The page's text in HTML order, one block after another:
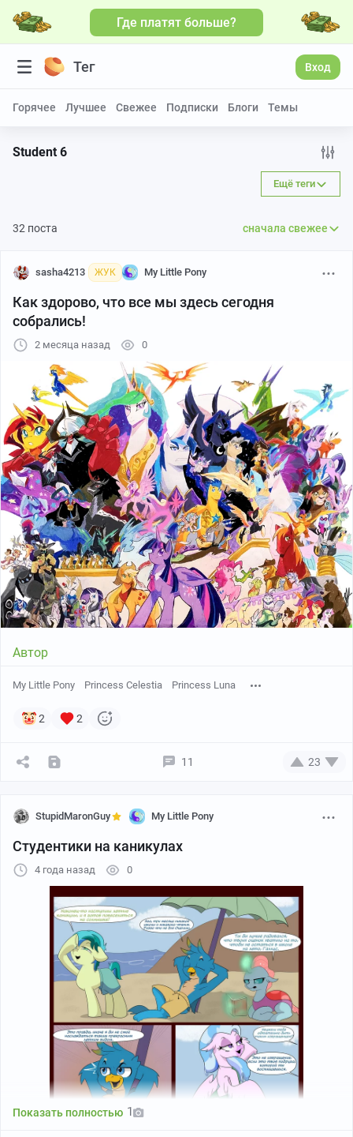
Где платят больше?
Тег Вход
Горячее Лучшее Свежее Подписки Блоги Темы
Student 6
Ещё теги
32 поста сначала свежее
sasha4213 ЖУК My Little Pony
Как здорово, что все мы здесь сегодня
собрались!
2 месяца назад 0
Автор
My Little Pony Princess Celestia Princess Luna
2 2
11 23
StupidMaronGuy My Little Pony
Студентики на каникулах
4 года назад 0
Показать полностью 1